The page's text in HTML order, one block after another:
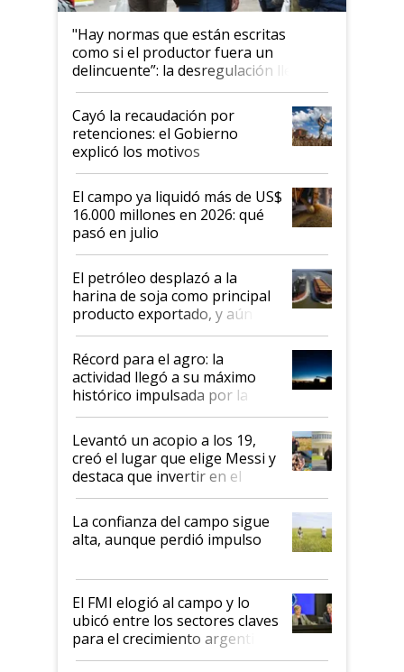
"Hay normas que están escritas
como si el productor fuera un
delincuente”: la desregulación llegó
al Congreso Aapresid y hasta se
habló del financiamiento al IPCVA
Cayó la recaudación por
retenciones: el Gobierno
explicó los motivos
El campo ya liquidó más de US$
16.000 millones en 2026: qué
pasó en julio
El petróleo desplazó a la
harina de soja como principal
producto exportado, y aún así
el agro aportó casi seis de cada
diez dólares y sostuvo el
liderazgo en un semestre
récord
Récord para el agro: la
actividad llegó a su máximo
histórico impulsada por la
cosecha y las exportaciones
Levantó un acopio a los 19,
creó el lugar que elige Messi y
destaca que invertir en el
kirchnerismo era como "darle
plata a un hijo para droga":
Juan Félix Rossetti, el libertario
que de una dura crisis salió
de Milei
La confianza del campo sigue
alta, aunque perdió impulso
El FMI elogió al campo y lo
ubicó entre los sectores claves
para el crecimiento argentino